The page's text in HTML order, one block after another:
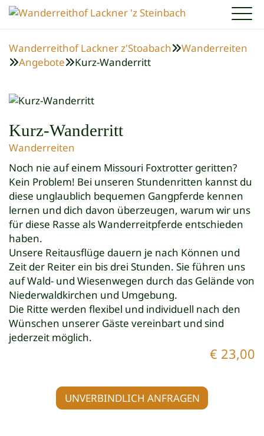
Zur Rasse
Unsere Pferde
Wanderreiten
Angebote
Reiterstüberl
Ferienhaus
Urlaub mit dem Hund
Kontakt und Anfahrt
Granitpilgern
Kontakt
Wanderreithof Lackner z'StoabachWanderreiten
AngeboteKurz-Wanderritt
Kurz-Wanderritt
Wanderreiten
Noch nie auf einem Missouri Foxtrotter geritten?
Kein Problem! Bei unseren Stundenritten kannst du
diese unglaublich bequemen Gangpferde kennen
lernen und dich davon überzeugen, warum wir uns
für diese Rasse als Wanderreitpferde entschieden
haben.
Unsere Reitausflüge dauern je nach Können und
Zeit der Reiter ein bis drei Stunden. Sie führen uns
auf Wald- und Wiesenwegen durch das Gelände von
Niederwaldkirchen und Umgebung.
Die Ritte werden flexibel und individuell nach den
Wünschen unserer Gäste vereinbart und sind
jederzeit möglich.
€ 23,00
UNVERBINDLICH ANFRAGEN